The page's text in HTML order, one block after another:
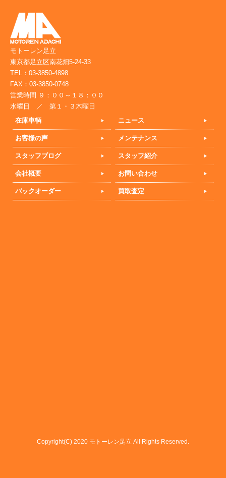
モトーレン足立
東京都足立区南花畑5-24-33
TEL：03-3850-4898
FAX：03-3850-0748
営業時間 ９：００～１８：００
水曜日 ／ 第１・３木曜日
在庫車輌
ニュース
お客様の声 メンテナンス
スタッフブログ スタッフ紹介
会社概要 お問い合わせ
バックオーダー 買取査定
Copyright(C) 2020 モトーレン足立 All Rights Reserved.